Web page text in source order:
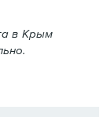
в Крым